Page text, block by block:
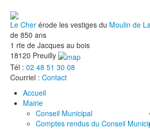
Le Cher érode les vestiges du Moulin de
de 850 ans
1 rte de Jacques au bois
18120 Preuilly
Tél : 02 48 51 30 08
Courriel : Contact
Accueil
Mairie
Conseil Municipal
Comptes rendus du Conseil